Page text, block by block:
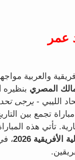
عمر
والعربية
المصري بنظيره
الليبي -يرجى
تجمع بين
تأتي هذه
2026
،